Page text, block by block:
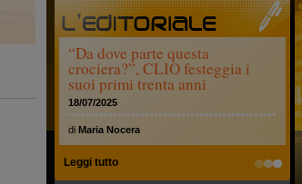
“Da dove parte questa
crociera?”, CLIO festeggia i
suoi primi trenta anni
18/07/2025
di Maria Nocera
Leggi tutto